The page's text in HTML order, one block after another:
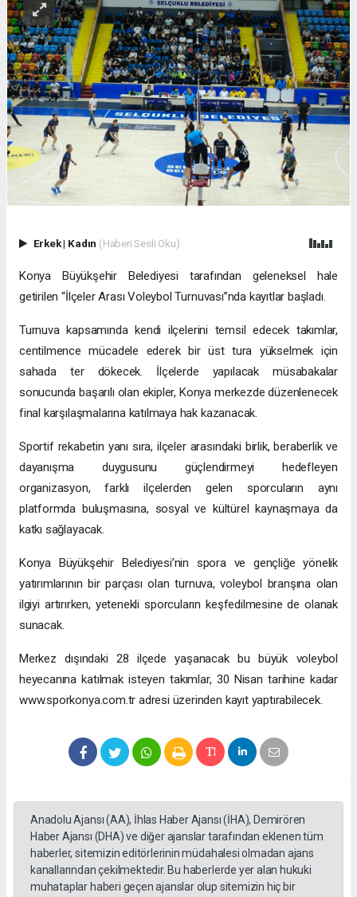
Erkek| Kadın (Haberi Sesli Oku)
Konya Büyükşehir Belediyesi tarafından geleneksel hale
getirilen “İlçeler Arası Voleybol Turnuvası”nda kayıtlar başladı.
Turnuva kapsamında kendi ilçelerini temsil edecek takımlar,
centilmence mücadele ederek bir üst tura yükselmek için
sahada ter dökecek. İlçelerde yapılacak müsabakalar
sonucunda başarılı olan ekipler, Konya merkezde düzenlenecek
final karşılaşmalarına katılmaya hak kazanacak.
Sportif rekabetin yanı sıra, ilçeler arasındaki birlik, beraberlik ve
dayanışma duygusunu güçlendirmeyi hedefleyen
organizasyon, farklı ilçelerden gelen sporcuların aynı
platformda buluşmasına, sosyal ve kültürel kaynaşmaya da
katkı sağlayacak.
Konya Büyükşehir Belediyesi’nin spora ve gençliğe yönelik
yatırımlarının bir parçası olan turnuva, voleybol branşına olan
ilgiyi artırırken, yetenekli sporcuların keşfedilmesine de olanak
sunacak.
Merkez dışındaki 28 ilçede yaşanacak bu büyük voleybol
heyecanına katılmak isteyen takımlar, 30 Nisan tarihine kadar
www.sporkonya.com.tr adresi üzerinden kayıt yaptırabilecek.
Anadolu Ajansı (AA), İhlas Haber Ajansı (İHA), Demirören
Haber Ajansı (DHA) ve diğer ajanslar tarafından eklenen tüm
haberler, sitemizin editörlerinin müdahalesi olmadan ajans
kanallarından çekilmektedir. Bu haberlerde yer alan hukuki
muhataplar haberi geçen ajanslar olup sitemizin hiç bir